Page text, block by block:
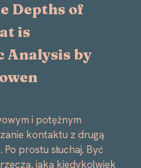
Depths of
is
Analysis by
i potężnym
kontaktu z drugą
Po prostu słuchaj. Być
jaką kiedykolwiek